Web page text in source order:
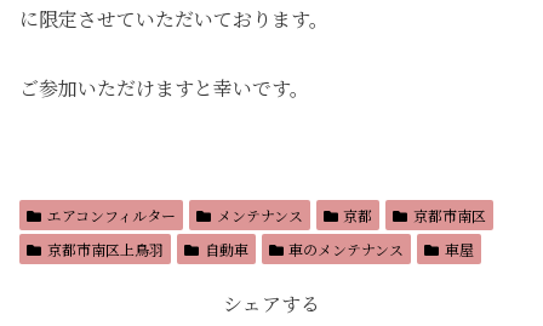
に限定させていただいております。
ご参加いただけますと幸いです。
エアコンフィルター メンテナンス 京都
京都市南区
京都市南区上鳥羽
自動車 車のメンテナンス 車屋
シェアする